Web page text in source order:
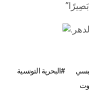
البحرية التونسية